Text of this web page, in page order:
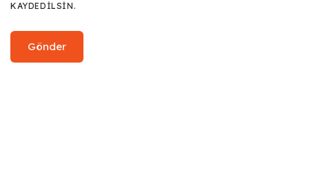
KAYDEDILSIN.